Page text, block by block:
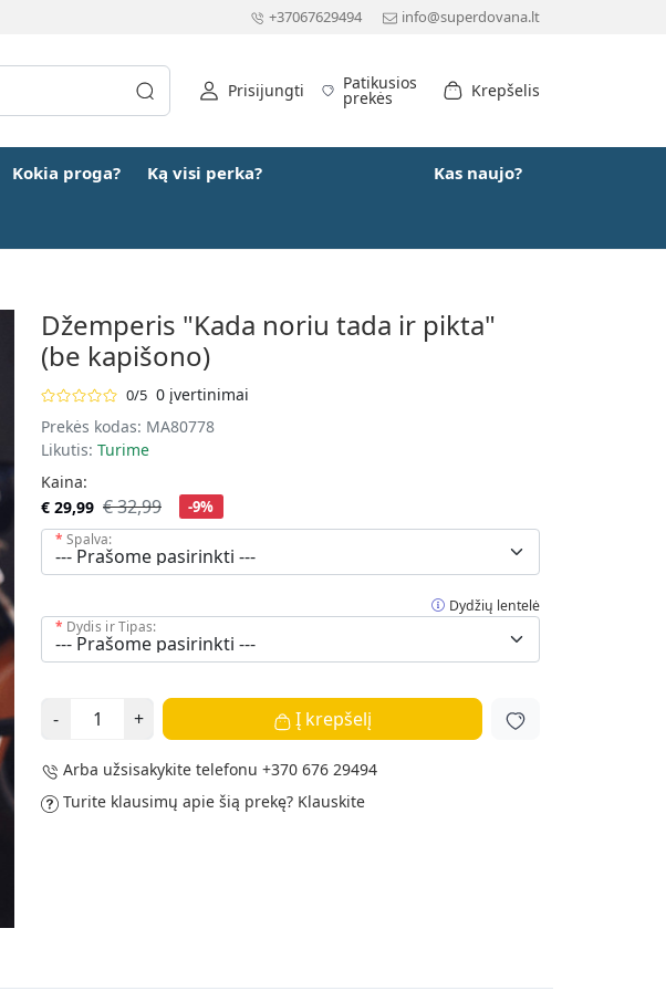
+37067629494 info@superdovana.lt
Prisijungti Patikusios
prekės Krepšelis
Kokia proga? Ką visi perka? Kas naujo?
Džemperis "Kada noriu tada ir pikta"
(be kapišono)
0/5 0 įvertinimai
Prekės kodas: MA80778
Likutis: Turime
Kaina:
€ 29,99 € 32,99 -9%
Spalva:
Dydžių lentelė
Dydis ir Tipas:
- + Į krepšelį
Arba užsisakykite telefonu +370 676 29494
Turite klausimų apie šią prekę? Klauskite